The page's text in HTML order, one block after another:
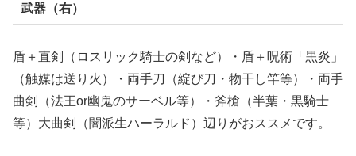
武器（右）
盾＋直剣（ロスリック騎士の剣など）・盾＋呪術「黒炎」
（触媒は送り火）・両手刀（綻び刀・物干し竿等）・両手
曲剣（法王or幽鬼のサーベル等）・斧槍（半葉・黒騎士
等）大曲剣（闇派生ハーラルド）辺りがおススメです。